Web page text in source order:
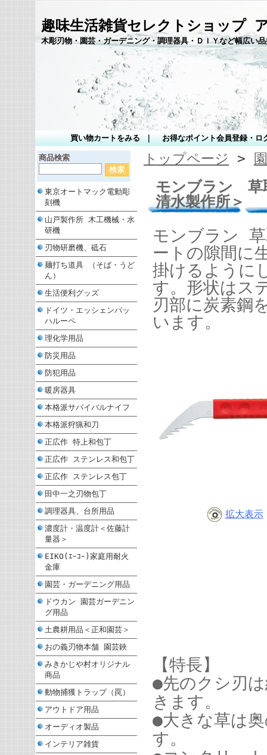
趣味生活雑貨セレクトショップ
木彫刃物・園芸・ガーデニング・調理器具・ＤＩＹなど幅広い
買い物カートをみる お得なポイント会員登録・ロ
商品検索
東京オートマック電動彫
刻機
山戸製作所 木工機械・水
研機
刃物研磨機、砥石
麺打ち道具 （そば・うど
ん）
生活便利グッズ
ドイツ・エッシェンバッ
ハルーペ
理化学用品
防災用品
防犯用品
暖房器具
本格派サバイバルナイフ
本格派狩猟和刀
正広作 特上和包丁
正広作 ステンレス和包丁
正広作 ステンレス包丁
田中一之刃物包丁
調理器具、台所用品
濃度計・温度計＜佐藤計
量器＞
EIKO(ｴｰｺｰ)家庭用耐火
金庫
園芸・ガーデニング用品
ドウカン 園芸ガーデニン
グ用品
土農耕用品＜正和園芸＞
おの義刃物本舗 園芸鋏
みきかじや村オリジナル
商品
動物捕獲トラップ（罠）
アウトドア用品
オーディオ製品
インテリア雑貨
トップページ >
モンブラン 草
清水製作所＞
モンブラン
ートの隙間に
掛けるように
す。形状はス
刃部に炭素鋼
います。
拡大表示
【特長】
●先のクシ刃
きます。
●大きな草は
す。